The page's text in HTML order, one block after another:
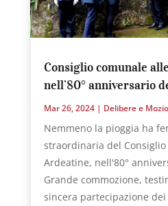
Consiglio comunale
nell’80° anniversario
Mar 26, 2024| Delibere e
Nemmeno la pioggia ha
straordinaria del Consiglio
Ardeatine, nell'80°
Grande commozione,
sincera partecipazione